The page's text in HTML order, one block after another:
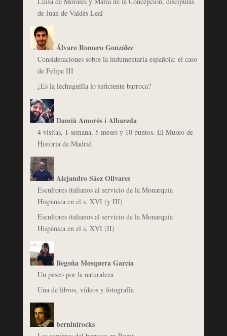
de Juan de Valdés Leal
Álvaro Romero González
Consideraciones sobre la indumentaria española: el caso
de Felipe III
¿Es la lechuguilla lo suficiente barroca?
Damià Amorós i Albareda
4 visitas, 1 semana, 5 meses y 10 puntos. El Museo de
Historia de Madrid
Alejandro Sáez Olivares
Escultores italianos al servicio de la Monarquía
Hispánica en el s. XVI (y III)
Escultores italianos al servicio de la Monarquía
Hispánica en el s. XVI (II)
Begoña Mosquera García
Un paseo por la naturaleza
Una de libros, vídeos y fotografía
berninirocks